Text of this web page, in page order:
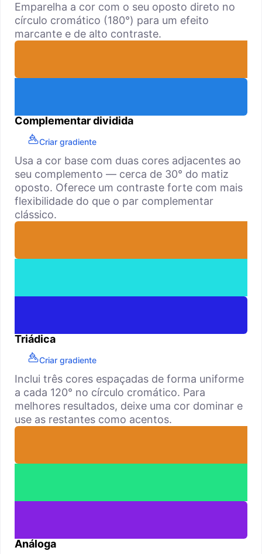
Emparelha a cor com o seu oposto direto no
círculo cromático (180°) para um efeito
marcante e de alto contraste.
Complementar dividida
Criar gradiente
Usa a cor base com duas cores adjacentes ao
seu complemento — cerca de 30° do matiz
oposto. Oferece um contraste forte com mais
flexibilidade do que o par complementar
clássico.
Triádica
Criar gradiente
Inclui três cores espaçadas de forma uniforme
a cada 120° no círculo cromático. Para
melhores resultados, deixe uma cor dominar e
use as restantes como acentos.
Análoga